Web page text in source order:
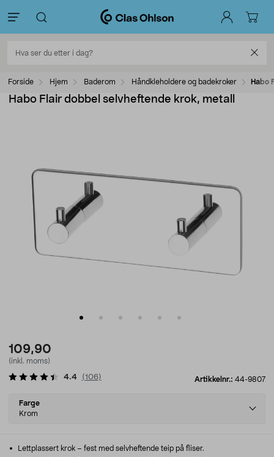
Forside Hjem Baderom Håndkleholdere og badekroker Habo
Habo Flair dobbel selvheftende krok, metall
109,90
(inkl. moms)
Artikkelnr.: 44-9807
4.4 (106)
Select
variant
Farge
Krom
Lettplassert krok – fest med selvheftende teip på fliser.